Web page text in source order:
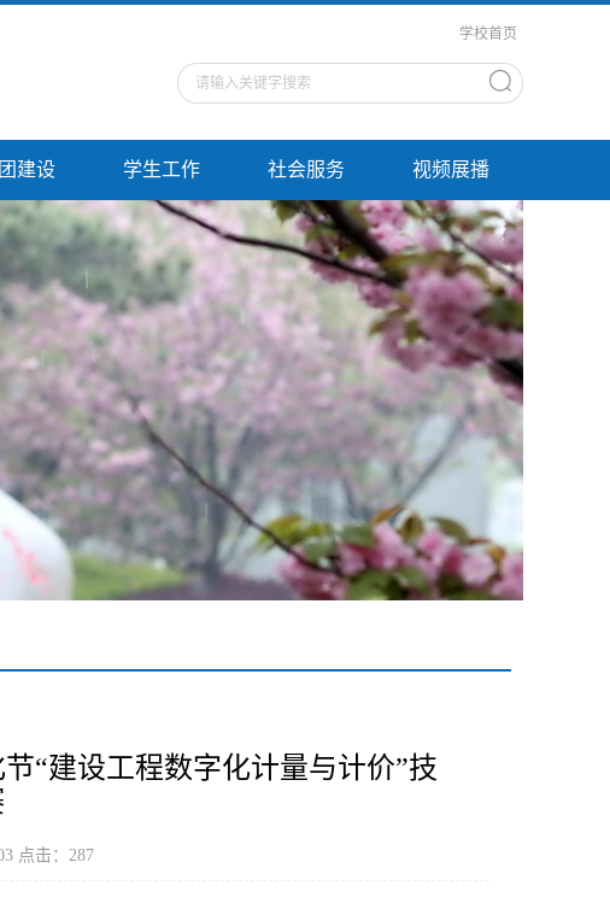
学校首页
建设 学生工作 社会服务 视频展播
“建设工程数字化计量与计价”技
点击：287